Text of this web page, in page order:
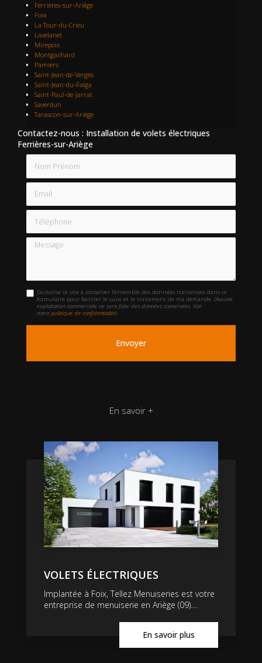
Ferrières-sur-Ariège
Foix
La Tour-du-Crieu
Lavelanet
Mirepoix
Montgailhard
Pamiers
Saint-Jean-de-Verges
Saint-Jean-du-Falga
Saint-Paul-de-Jarrat
Saverdun
Tarascon-sur-Ariège
Contactez-nous : Installation de volets électriques
Ferrières-sur-Ariège
Email
Téléphone
Message
J'autorise ce site à conserver l'ensemble des données transmises dans ce
formulaire pour faciliter le suivi et le traitement de ma demande.(Aucune
exploitation commerciale ne sera faite des données conservées. Voir
notrepolitique de confidentialité)
En savoir +
VOLETS ÉLECTRIQUES
Implantée à Foix, Tellez Menuiseries est votre
entreprise de menuiserie en Ariège (09)....
En savoir plus